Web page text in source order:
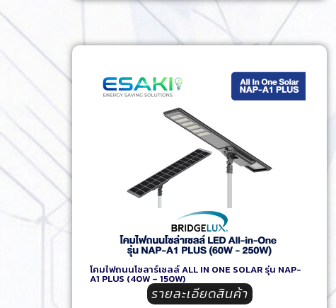
โคมไฟถนนโซลาร์เซลล์ ALL IN ONE SOLAR รุ่น NAP-
A1 PLUS (40W – 150W)
รายละเอียดสินค้า